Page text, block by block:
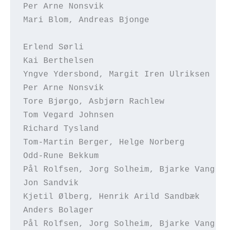
Per Arne Nonsvik
Mari Blom, Andreas Bjonge
Erlend Sørli
Kai Berthelsen
Yngve Ydersbond, Margit Iren
Per Arne Nonsvik
Tore Bjørgo, Asbjørn Rachlew
Tom Vegard Johnsen
Richard Tysland
Tom-Martin Berger, Helge Norberg
Odd-Rune Bekkum
Pål Rolfsen, Jorg Solheim, Bjarke
Jon Sandvik
Kjetil Ølberg, Henrik Arild Sandbæk
Anders Bolager
Pål Rolfsen, Jorg Solheim, Bjarke